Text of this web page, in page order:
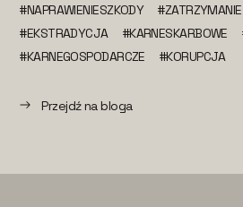
#NAPRAWIENIESZKODY
#ZATRZYMANIE
#EKSTRADYCJA
#KARNESKARBOWE
#KARNEGOSPODARCZE
#KORUPCJA
Przejdź na bloga